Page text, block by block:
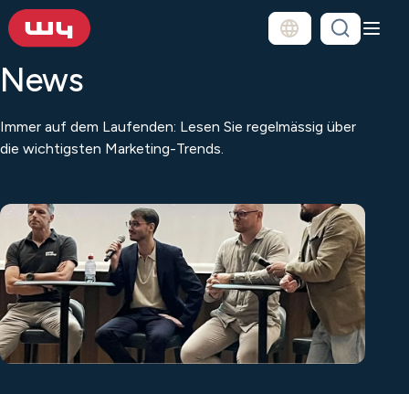
News
Immer auf dem Laufenden: Lesen Sie regelmässig über
die wichtigsten Marketing-Trends.